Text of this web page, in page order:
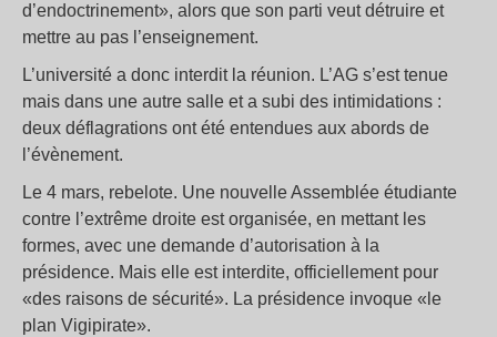
d’endoctrinement», alors que son parti veut détruire et
mettre au pas l’enseignement.
L’université a donc interdit la réunion. L’AG s’est tenue
mais dans une autre salle et a subi des intimidations :
deux déflagrations ont été entendues aux abords de
l’évènement.
Le 4 mars, rebelote. Une nouvelle Assemblée étudiante
contre l’extrême droite est organisée, en mettant les
formes, avec une demande d’autorisation à la
présidence. Mais elle est interdite, officiellement pour
«des raisons de sécurité». La présidence invoque «le
plan Vigipirate».